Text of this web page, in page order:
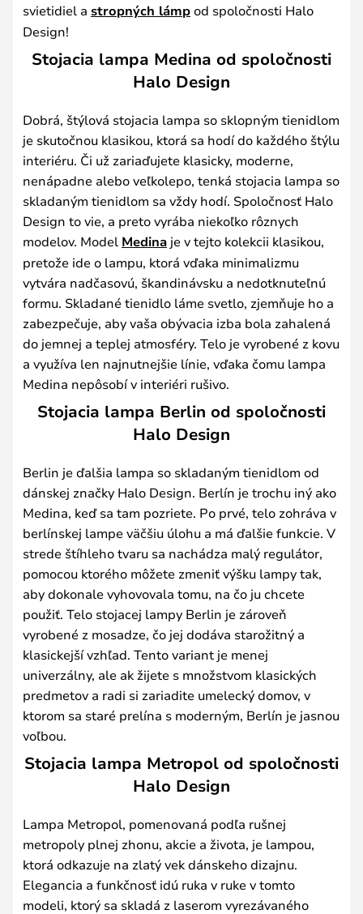
svietidiel a stropných lámpod spoločnosti Halo
Design!
Stojacia lampa Medina od spoločnosti
Halo Design
Dobrá, štýlová stojacia lampa so sklopným tienidlom
je skutočnou klasikou, ktorá sa hodí do každého štýlu
interiéru. Či už zariaďujete klasicky, moderne,
nenápadne alebo veľkolepo, tenká stojacia lampa so
skladaným tienidlom sa vždy hodí. Spoločnosť Halo
Design to vie, a preto vyrába niekoľko rôznych
modelov. Model Medina je v tejto kolekcii klasikou,
pretože ide o lampu, ktorá vďaka minimalizmu
vytvára nadčasovú, škandinávsku a nedotknuteľnú
formu. Skladané tienidlo láme svetlo, zjemňuje ho a
zabezpečuje, aby vaša obývacia izba bola zahalená
do jemnej a teplej atmosféry. Telo je vyrobené z kovu
a využíva len najnutnejšie línie, vďaka čomu lampa
Medina nepôsobí v interiéri rušivo.
Stojacia lampa Berlin od spoločnosti
Halo Design
Berlin je ďalšia lampa so skladaným tienidlom od
dánskej značky Halo Design. Berlín je trochu iný ako
Medina, keď sa tam pozriete. Po prvé, telo zohráva v
berlínskej lampe väčšiu úlohu a má ďalšie funkcie. V
strede štíhleho tvaru sa nachádza malý regulátor,
pomocou ktorého môžete zmeniť výšku lampy tak,
aby dokonale vyhovovala tomu, na čo ju chcete
použiť. Telo stojacej lampy Berlin je zároveň
vyrobené z mosadze, čo jej dodáva starožitný a
klasickejší vzhľad. Tento variant je menej
univerzálny, ale ak žijete s množstvom klasických
predmetov a radi si zariadite umelecký domov, v
ktorom sa staré prelína s moderným, Berlín je jasnou
voľbou.
Stojacia lampa Metropol od spoločnosti
Halo Design
Lampa Metropol, pomenovaná podľa rušnej
metropoly plnej zhonu, akcie a života, je lampou,
ktorá odkazuje na zlatý vek dánskeho dizajnu.
Elegancia a funkčnosť idú ruka v ruke v tomto
modeli, ktorý sa skladá z laserom vyrezávaného